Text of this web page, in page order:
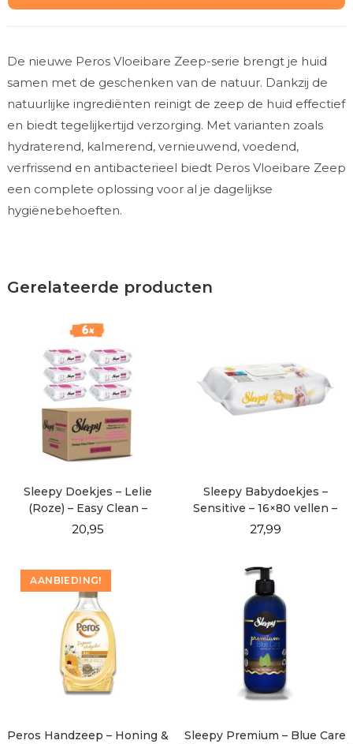
De nieuwe Peros Vloeibare Zeep-serie brengt je huid
samen met de geschenken van de natuur. Dankzij de
natuurlijke ingrediënten reinigt de zeep de huid effectief
en biedt tegelijkertijd verzorging. Met varianten zoals
hydraterend, kalmerend, vernieuwend, voedend,
verfrissend en antibacterieel biedt Peros Vloeibare Zeep
een complete oplossing voor al je dagelijkse
hygiënebehoeften.
Gerelateerde producten
Sleepy Doekjes – Lelie
(Roze) – Easy Clean –
DOOSVOORDEEL 6×100
20,95
Sleepy Babydoekjes –
Sensitive – 16×80 vellen –
Voordeel Verpakking
27,99
AANBIEDING!
Peros Handzeep – Honing &
Sleepy Premium – Blue Care